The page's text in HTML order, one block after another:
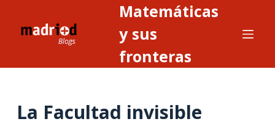
Matemáticas
y sus
fronteras
La Facultad invisible